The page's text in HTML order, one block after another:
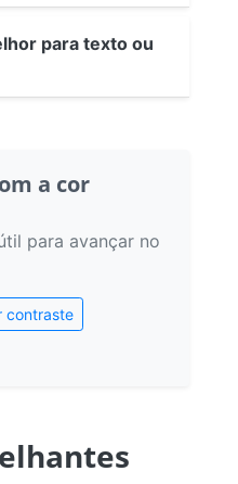
para texto ou
a cor
para avançar no
contraste